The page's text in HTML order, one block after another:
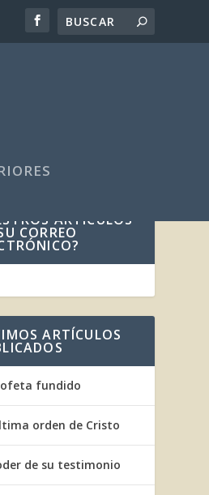
ARTÍCULOS
CORREO
ARTÍCULOS
fundido
orden de Cristo
de su testimonio